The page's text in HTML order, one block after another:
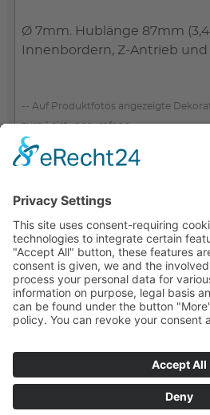
Ø 7mm. Hublänge 87mm
Innenbordern, Z-Antrieb und
-- Auf Produktfotos angezeigte
zum Leistungsumfang. --
UNTERNEHMEN
PARTNER
WEITERE PIEPER-SHOPS
IMPRESSUM